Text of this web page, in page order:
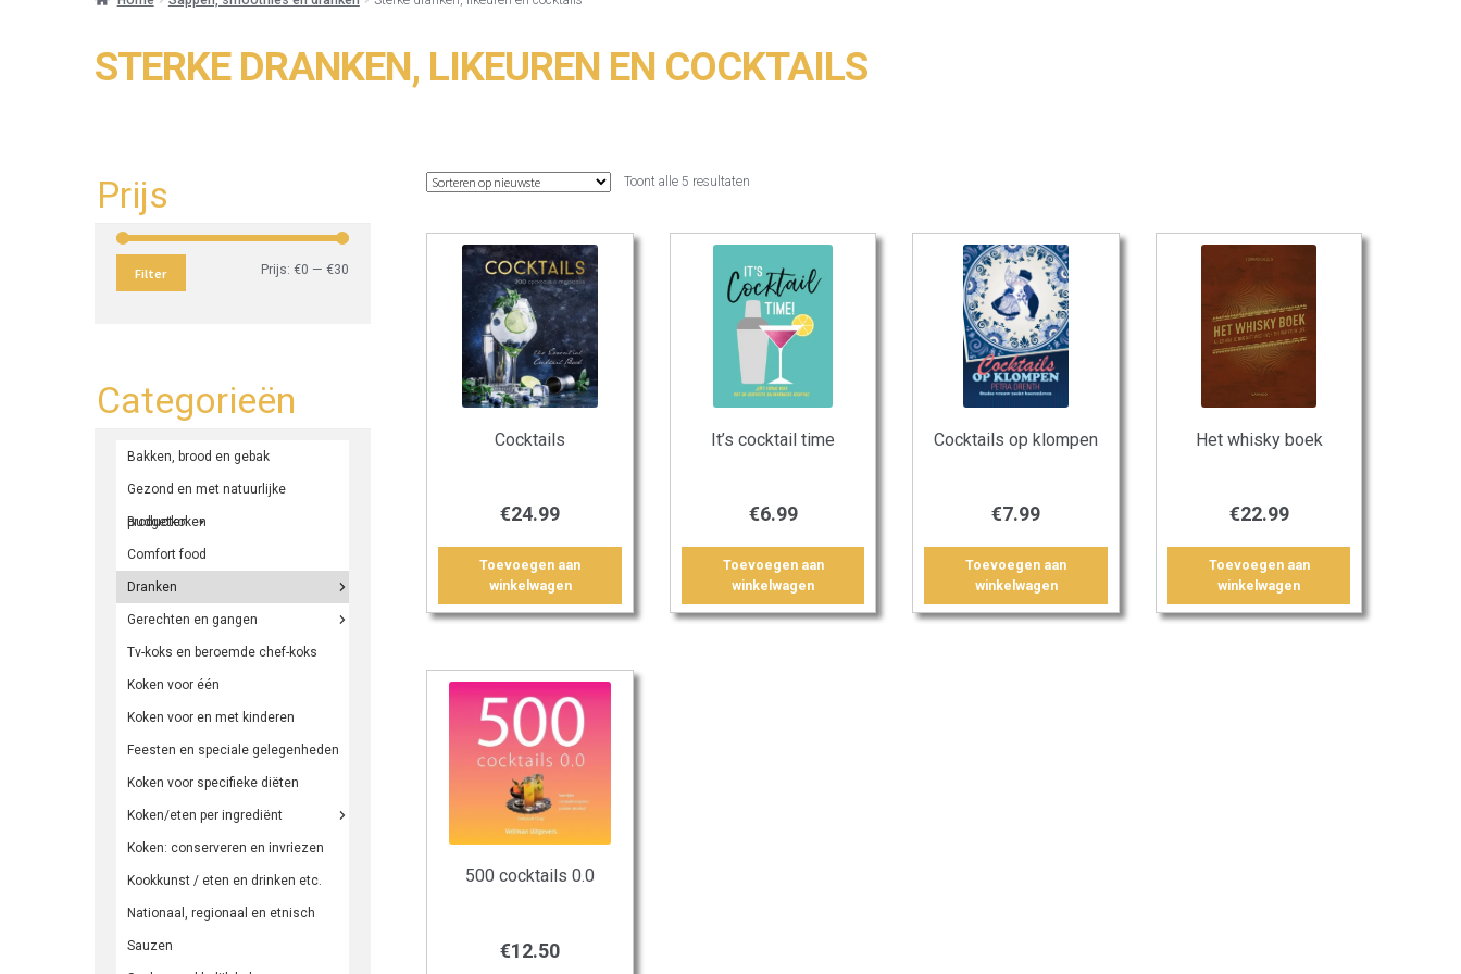
STERKE DRANKEN, LIKEUREN EN COCKTAILS
Toont alle 5 resultaten
Cocktails
€24.99
Toevoegen aan
winkelwagen
It’s cocktail time
€6.99
Toevoegen aan
winkelwagen
Cocktails op klompen
€7.99
Toevoegen aan
winkelwagen
Het whisky boek
€22.99
Toevoegen aan
winkelwagen
500 cocktails 0.0
€12.50
Prijs
Filter Prijs:€0 —€30
Categorieën
Bakken, brood en gebak
Gezond en met natuurlijke
producten
Budgetkoken
Comfort food
Dranken
Gerechten en gangen
Tv-koks en beroemde chef-koks
Koken voor één
Koken voor en met kinderen
Feesten en speciale gelegenheden
Koken voor specifieke diëten
Koken/eten per ingrediënt
Koken: conserveren en invriezen
Kookkunst / eten en drinken etc.
Nationaal, regionaal en etnisch
Sauzen